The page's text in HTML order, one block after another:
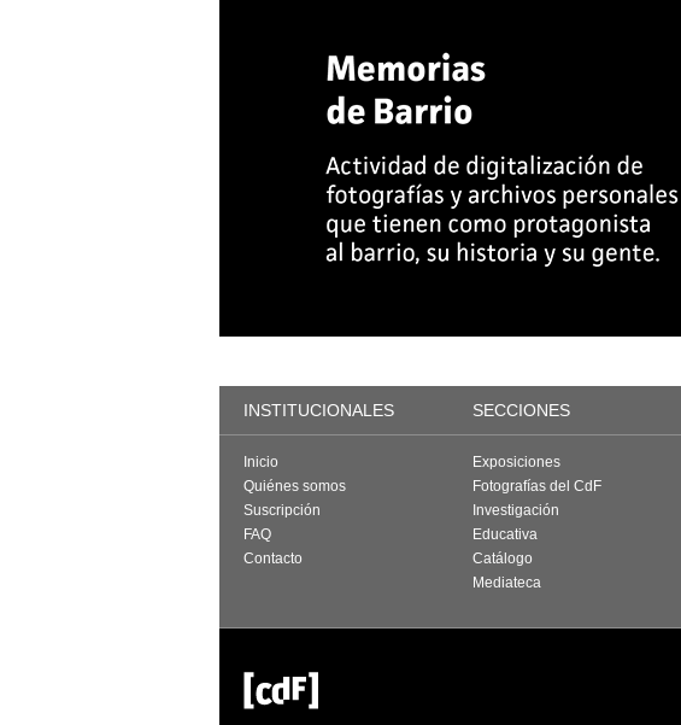
INSTITUCIONALES SECCIONES
Inicio
Quiénes somos
Suscripción
FAQ
Contacto
Exposiciones
Fotografías del CdF
Investigación
Educativa
Catálogo
Mediateca